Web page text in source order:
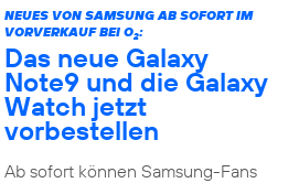
NEUES VON SAMSUNG AB SOFORT IM
VORVERKAUF BEI O2:
Das neue Galaxy
Note9 und die Galaxy
Watch jetzt
vorbestellen
Ab sofort können Samsung-Fans